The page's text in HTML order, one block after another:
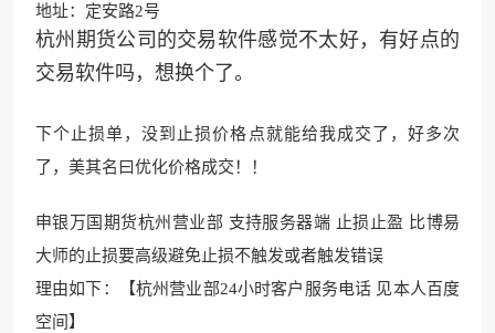
地址：定安路2号
杭州期货公司的交易软件感觉不太好，有好点的
交易软件吗，想换个了。
下个止损单，没到止损价格点就能给我成交了，好多次
了，美其名曰优化价格成交！！
申银万国期货杭州营业部 支持服务器端 止损止盈 比博易
大师的止损要高级避免止损不触发或者触发错误
理由如下：【杭州营业部24小时客户服务电话 见本人百度
空间】